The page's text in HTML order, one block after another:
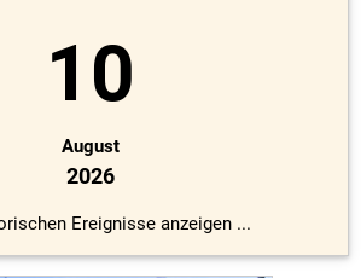
10
August
2026
Ereignisse anzeigen ...